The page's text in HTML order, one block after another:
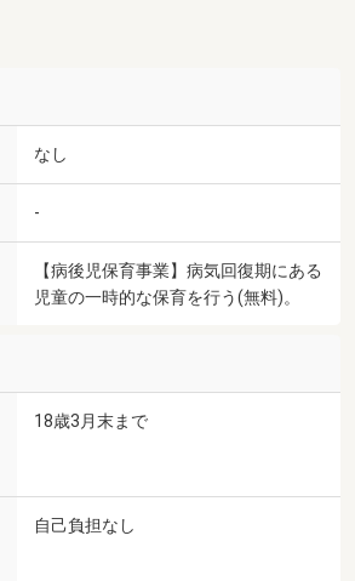
なし
-
【病後児保育事業】病気回復期にある
児童の一時的な保育を行う(無料)。
18歳3月末まで
自己負担なし